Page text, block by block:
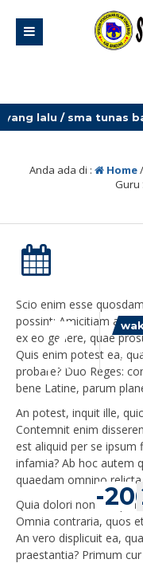
lalu/ sma tunas
Anda ada di : Home/
Guru
7
Agustus
-
hari
Scio enim esse
possint; Amicitiam
ex eo genere, quae
Quis enim potest ea,
probare? Duo Reges:
bene Latine, parum
An potest, inquit ille,
Contemnit enim
est aliquid per se
infamia? Ab hoc autem
quaedam omnino relicta.
Quia dolori non
Omnia contraria, quos
An vero displicuit ea,
praestantia? Primum